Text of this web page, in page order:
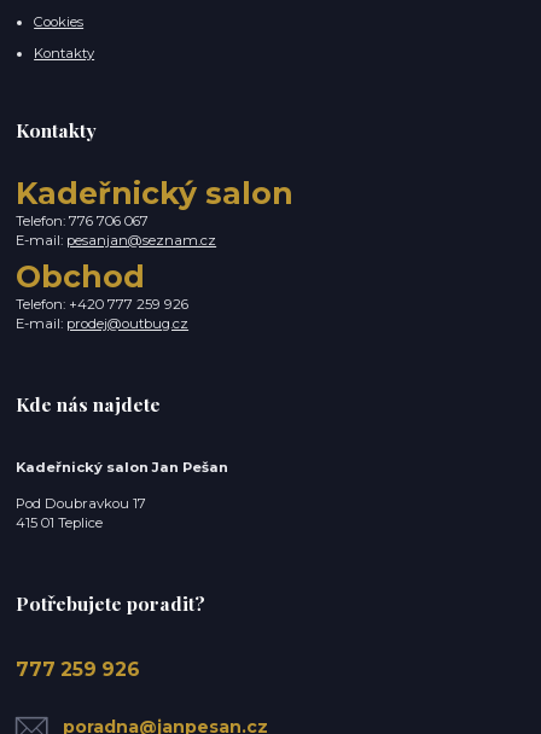
Cookies
Kontakty
Kontakty
Kadeřnický salon
Telefon: 776 706 067
E-mail: pesanjan@seznam.cz
Obchod
Telefon: +420 777 259 926
E-mail: prodej@outbug.cz
Kde nás najdete
Kadeřnický salon Jan Pešan
Pod Doubravkou 17
415 01 Teplice
Potřebujete poradit?
777 259 926
poradna@janpesan.cz